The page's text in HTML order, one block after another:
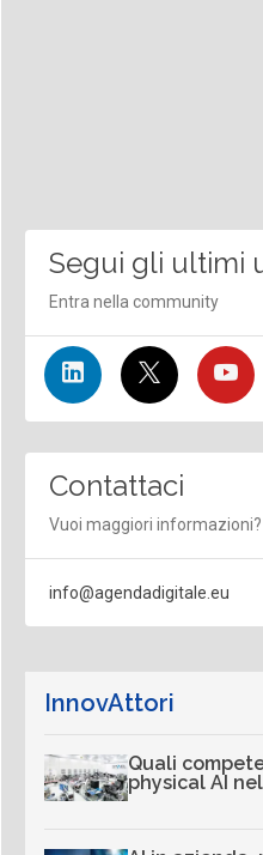
Segui gli ultimi
Entra nella community
Contattaci
Vuoi maggiori informazioni?
info@agendadigitale.eu
InnovAttori
Quali
physical AI